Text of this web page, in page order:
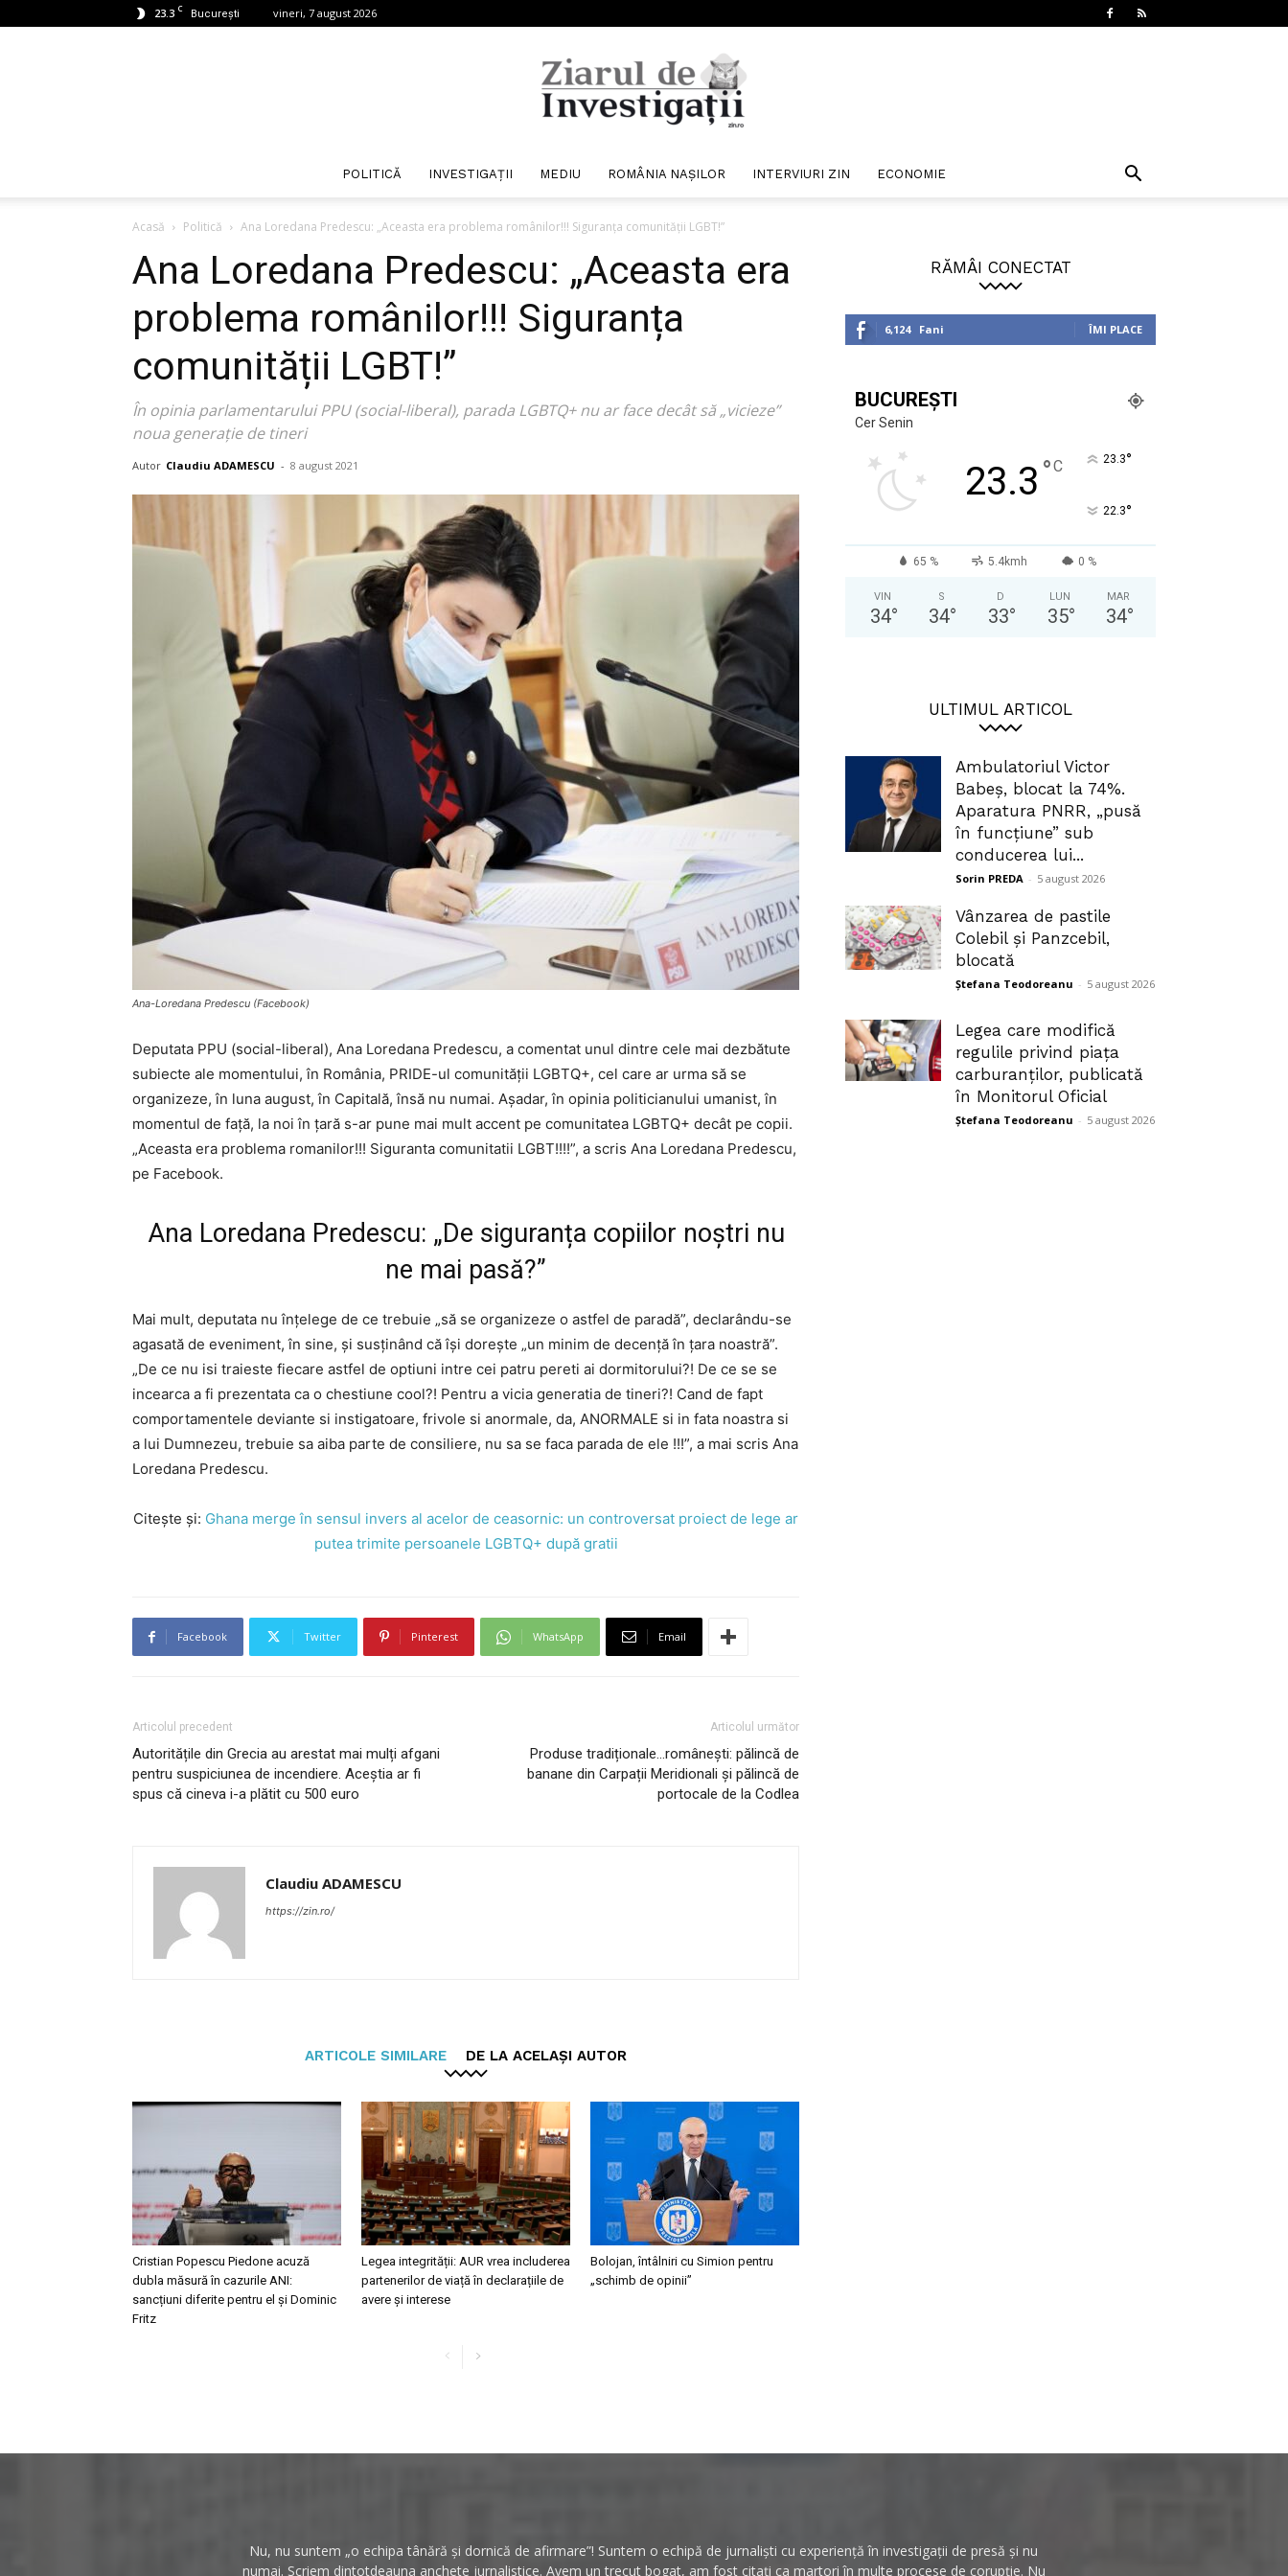
23.3 C București vineri, 7 august 2026
de
POLITICĂ INVESTIGAȚII MEDIU ROMÂNIA NAȘILOR INTERVIURI ZIN ECONOMIE
Acasă Politică Ana Loredana Predescu: „Aceasta era problema românilor!!! Siguranța comunității LGBT!”
Ana Loredana Predescu: „Aceasta era
problema românilor!!! Siguranța
comunității LGBT!”
În opinia parlamentarului PPU (social-liberal), parada LGBTQ+ nu ar face decât să „vicieze”
noua generație de tineri
Autor Claudiu ADAMESCU - 8 august 2021
Ana-Loredana Predescu (Facebook)
Deputata PPU (social-liberal), Ana Loredana Predescu, a comentat unul dintre cele mai dezbătute
subiecte ale momentului, în România, PRIDE-ul comunității LGBTQ+, cel care ar urma să se
organizeze, în luna august, în Capitală, însă nu numai. Așadar, în opinia politicianului umanist, în
momentul de față, la noi în țară s-ar pune mai mult accent pe comunitatea LGBTQ+ decât pe copii.
„Aceasta era problema romanilor!!! Siguranta comunitatii LGBT!!!!”, a scris Ana Loredana Predescu,
pe Facebook.
Ana Loredana Predescu: „De siguranța copiilor noștri nu
ne mai pasă?”
Mai mult, deputata nu înțelege de ce trebuie „să se organizeze o astfel de paradă”, declarându-se
agasată de eveniment, în sine, și susținând că își dorește „un minim de decență în țara noastră”.
„De ce nu isi traieste fiecare astfel de optiuni intre cei patru pereti ai dormitorului?! De ce se se
incearca a fi prezentata ca o chestiune cool?! Pentru a vicia generatia de tineri?! Cand de fapt
comportamentele deviante si instigatoare, frivole si anormale, da, ANORMALE si in fata noastra si
a lui Dumnezeu, trebuie sa aiba parte de consiliere, nu sa se faca parada de ele !!!”, a mai scris Ana
Loredana Predescu.
Citește și: Ghana merge în sensul invers al acelor de ceasornic: un controversat proiect de lege ar
putea trimite persoanele LGBTQ+ după gratii
Facebook Twitter Pinterest WhatsApp Email
Articolul precedent
Autoritățile din Grecia au arestat mai mulți afgani
pentru suspiciunea de incendiere. Aceștia ar fi
spus că cineva i-a plătit cu 500 euro
Articolul următor
Produse tradiționale…românești: pălincă de
banane din Carpații Meridionali și pălincă de
portocale de la Codlea
Claudiu ADAMESCU
https://zin.ro/
ARTICOLE SIMILARE DE LA ACELAȘI AUTOR
Cristian Popescu Piedone acuză
dubla măsură în cazurile ANI:
sancțiuni diferite pentru el și Dominic
Fritz
Legea integrității: AUR vrea includerea
partenerilor de viață în declarațiile de
avere și interese
Bolojan, întâlniri cu Simion pentru
„schimb de opinii”
RĂMÂI CONECTAT
6,124 Fani ÎMI PLACE
BUCUREȘTI
Cer Senin
23.3 °C 23.3°
22.3°
65 % 5.4kmh 0 %
VIN
34°
S
34°
D
33°
LUN
35°
MAR
34°
ULTIMUL ARTICOL
Ambulatoriul Victor
Babeș, blocat la 74%.
Aparatura PNRR, „pusă
în funcțiune” sub
conducerea lui...
Sorin PREDA - 5 august 2026
Vânzarea de pastile
Colebil și Panzcebil,
blocată
Ștefana Teodoreanu - 5 august 2026
Legea care modifică
regulile privind piața
carburanților, publicată
în Monitorul Oficial
Ștefana Teodoreanu - 5 august 2026
Nu, nu suntem „o echipa tânără și dornică de afirmare”! Suntem o echipă de jurnaliști cu experiență în investigații de presă și nu
numai. Scriem dintotdeauna anchete jurnalistice. Avem un trecut bogat, am fost citați ca martori în multe procese de corupție. Nu